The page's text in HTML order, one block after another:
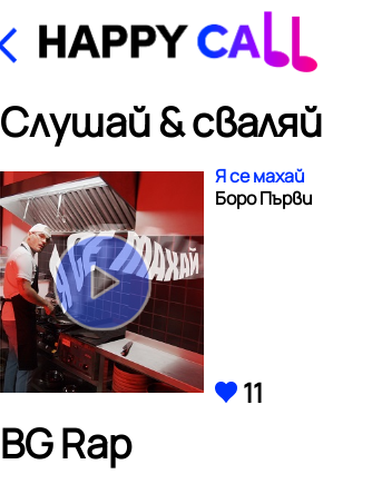
Слушай & сваляй
Я се махай
Боро Първи
11
BG Rap